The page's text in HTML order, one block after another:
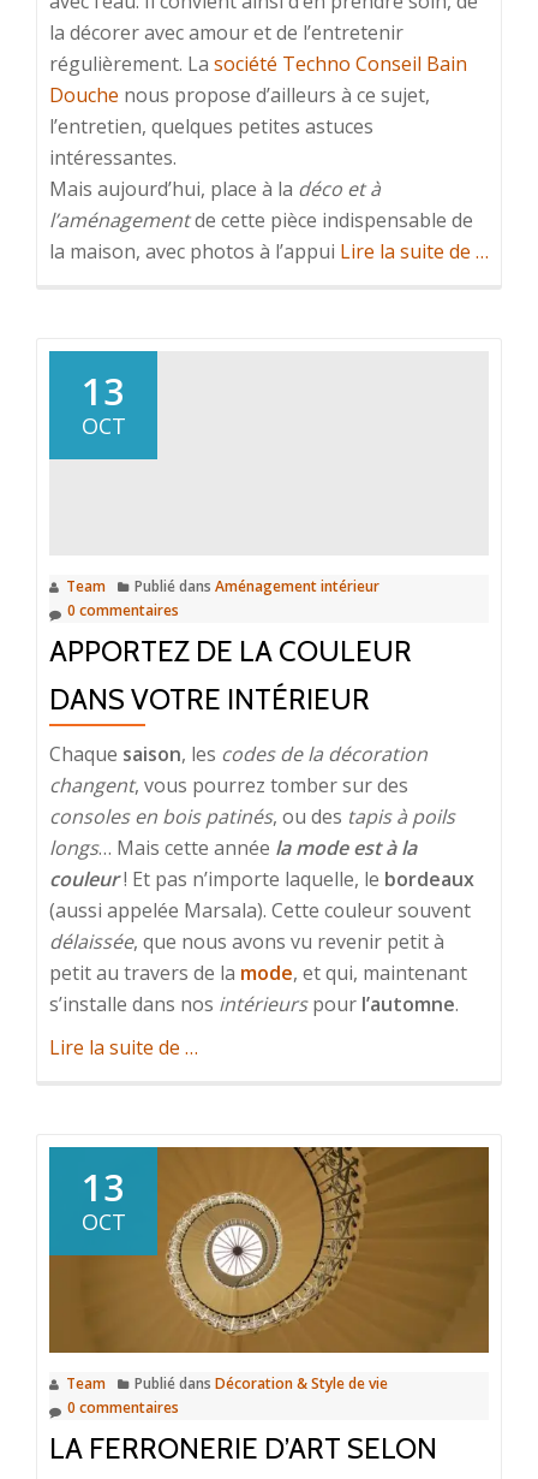
la décorer avec amour et de l’entretenir
régulièrement. La société Techno Conseil Bain
Douche nous propose d’ailleurs à ce sujet,
l’entretien, quelques petites astuces
intéressantes.
Mais aujourd’hui, place à la déco et à
l’aménagementde cette pièce indispensable de
la maison, avec photos à l’appui Lire la suite de à
…
13
OCT
Team Publié dans Aménagement intérieur
0 commentaires
APPORTEZ DE LA COULEUR
DANS VOTRE INTÉRIEUR
Chaque saison, les codes de la décoration
changent, vous pourrez tomber sur des
consoles en bois patinés, ou des tapis à poils
longs… Mais cette année la mode est à la
couleur! Et pas n’importe laquelle, le bordeaux
(aussi appelée Marsala). Cette couleur souvent
délaissée, que nous avons vu revenir petit à
petit au travers de la mode, et qui, maintenant
s’installe dans nos intérieurspour l’automne.
Lire la suite de à
de
couleur
dans
votre
intérieur
…
13
OCT
Team Publié dans Décoration & Style de vie
0 commentaires
LA FERRONERIE D’ART SELON